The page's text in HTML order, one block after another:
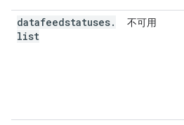
datafeedstatuses.
list
不可用